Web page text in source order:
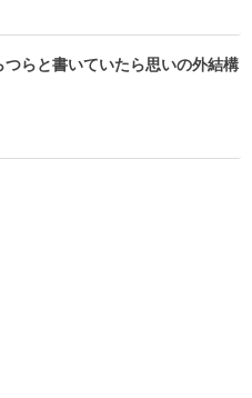
らと書いていたら思いの外結構